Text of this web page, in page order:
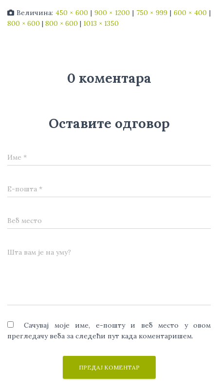
Величина: 450 × 600 | 900 × 1200 | 750 × 999 | 600 × 400 |
800 × 600 | 800 × 600 | 1013 × 1350
0 коментара
Оставите одговор
Име *
Е-пошта *
Веб место
Шта вам је на уму?
Сачувај моје име, е-пошту и веб место у овом
прегледачу веба за следећи пут када коментаришем.